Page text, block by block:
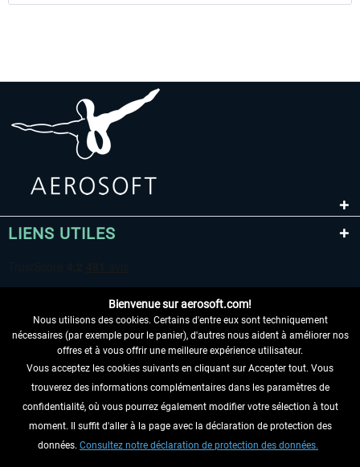
LIENS UTILES
RENONCER AU CONTRAT ICI
INFORMATIONS
NE MANQUEZ PAS LES DERNIÈRES
Bienvenue sur aerosoft.com!
Nous utilisons des cookies. Certains d'entre eux sont techniquement
nécessaires (par exemple pour le panier), d'autres nous aident à améliorer nos
offres et à vous offrir une meilleure expérience utilisateur.
Vous acceptez les cookies suivants en cliquant sur Accepter tout. Vous
trouverez des informations complémentaires dans les paramètres de
confidentialité, où vous pourrez également modifier votre sélection à tout
moment. Il suffit d'aller à la page avec la déclaration de protection des
données. Consultez notre déclaration de protection des données.